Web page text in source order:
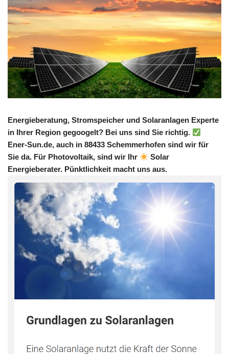
Energieberatung, Stromspeicher und Solaranlagen Experte
in Ihrer Region gegoogelt? Bei uns sind Sie richtig.
Ener-Sun.de, auch in 88433 Schemmerhofen sind wir für
Sie da. Für Photovoltaik, sind wir Ihr
Solar
Energieberater. Pünktlichkeit macht uns aus.